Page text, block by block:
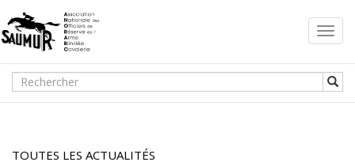
TOUTES LES ACTUALITÉS